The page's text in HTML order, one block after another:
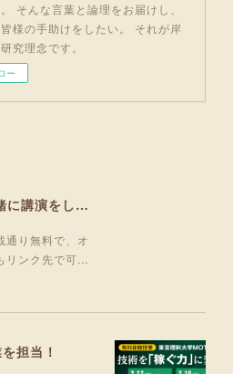
そんな言葉と論理をお届けし、
様の手助けをしたい。 それが岸
究理念です。
ー
来週MOTの修了生と一緒に講演をします！
通り無料で、オ
リンク先で可…
担当！